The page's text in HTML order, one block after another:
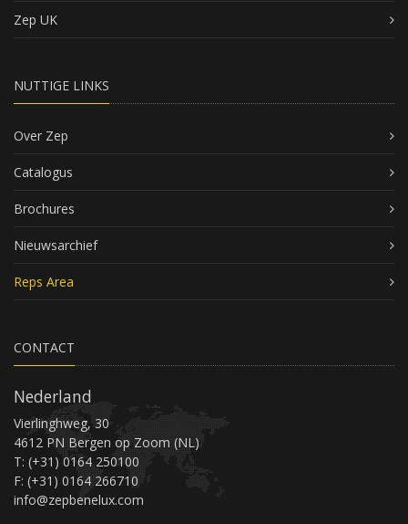
Zep UK
NUTTIGE LINKS
Over Zep
Catalogus
Brochures
Nieuwsarchief
Reps Area
CONTACT
Nederland
Vierlinghweg, 30
4612 PN Bergen op Zoom (NL)
T: (+31) 0164 250100
F: (+31) 0164 266710
info@zepbenelux.com